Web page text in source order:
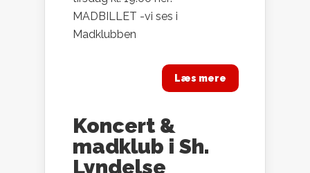
MADBILLET -vi ses i
Madklubben
Læs mere
Koncert &
madklub i Sh.
Lyndelse